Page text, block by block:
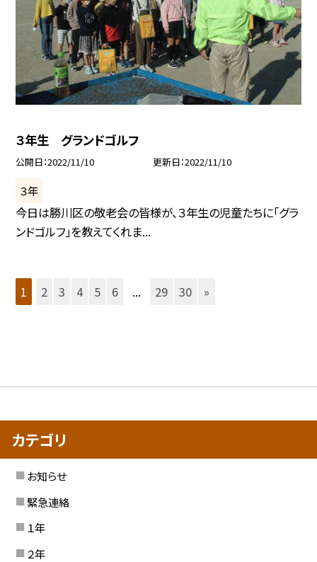
３年生 グランドゴルフ
公開日 2022/11/10 更新日 2022/11/10
３年
今日は勝川区の敬老会の皆様が、３年生の児童たちに「グラ
ンドゴルフ」を教えてくれま...
1 2 3 4 5 6 ... 29 30 »
カテゴリ
お知らせ
緊急連絡
１年
２年